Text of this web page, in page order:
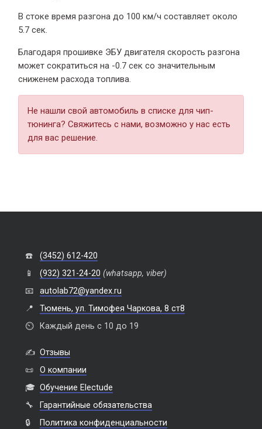
В стоке время разгонадо 100 км/ч составляет около
5.7 сек.
Благодаря прошивке ЭБУ двигателя скорость разгона
может сократиться на -0.7 сек со значительным
сниженем расхода топлива.
Не нашли свой автомобиль в списке для чип-
тюнинга? Свяжитесь с нами, возможно у нас есть
для вас решение.
☎️
(3452) 612-420
📱
(932) 321-24-20 (whatsapp, viber)
📧
autolab72@yandex.ru
📍
Тюмень, ул. Тимофея Чаркова, 8 ст8
⏲️
Каждый день с 10 до 19
✍️ Отзывы
📜
О компании
🎓 Обучение Electude
🔧
Гарантийные обязательства
🔒
Политика конфиденциальности